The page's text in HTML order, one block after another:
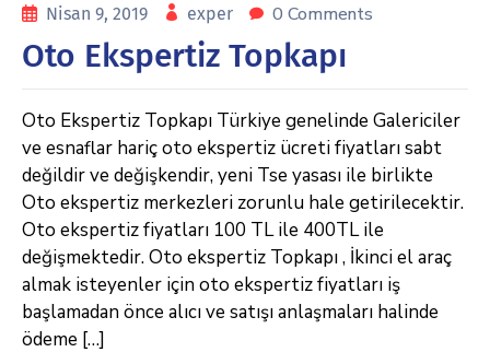
Nisan 9, 2019 exper 0 Comments
Oto Ekspertiz Topkapı
Oto Ekspertiz Topkapı Türkiye genelinde Galericiler
ve esnaflar hariç oto ekspertiz ücreti fiyatları sabt
değildir ve değişkendir, yeni Tse yasası ile birlikte
Oto ekspertiz merkezleri zorunlu hale getirilecektir.
Oto ekspertiz fiyatları 100 TL ile 400TL ile
değişmektedir. Oto ekspertiz Topkapı , İkinci el araç
almak isteyenler için oto ekspertiz fiyatları iş
başlamadan önce alıcı ve satışı anlaşmaları halinde
ödeme […]